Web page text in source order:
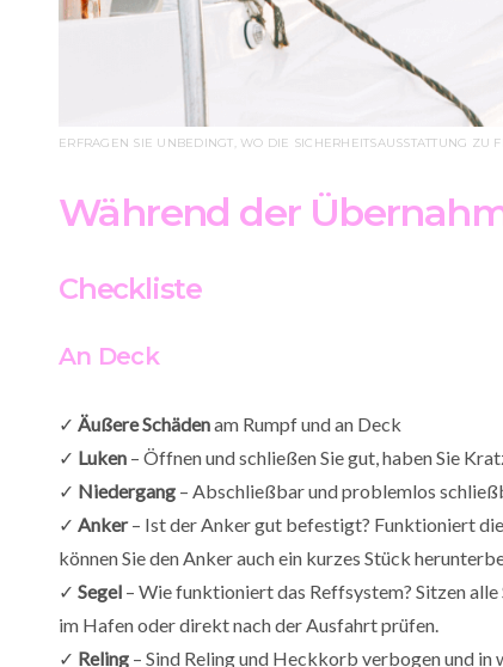
ERFRAGEN SIE UNBEDINGT, WO DIE SICHERHEITSAUSSTATTUNG ZU
Während der
Checkliste
An Deck
✓ Äußere Schädenam Rumpf und an Deck
✓ Luken – Öffnen und schließen Sie gut, haben Sie
✓ Niedergang – Abschließbar und problemlos
✓ Anker– Ist der Anker gut befestigt? Funktioniert
können Sie den Anker auch ein kurzes Stück
✓ Segel – Wie funktioniert das Reffsystem? Sitzen
im Hafen oder direkt nach der Ausfahrt prüfen.
✓ Reling – Sind Reling und Heckkorb verbogen und in